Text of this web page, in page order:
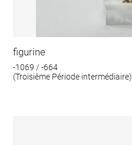
figurine
-1069 / -664
(Troisième Période intermédiaire)